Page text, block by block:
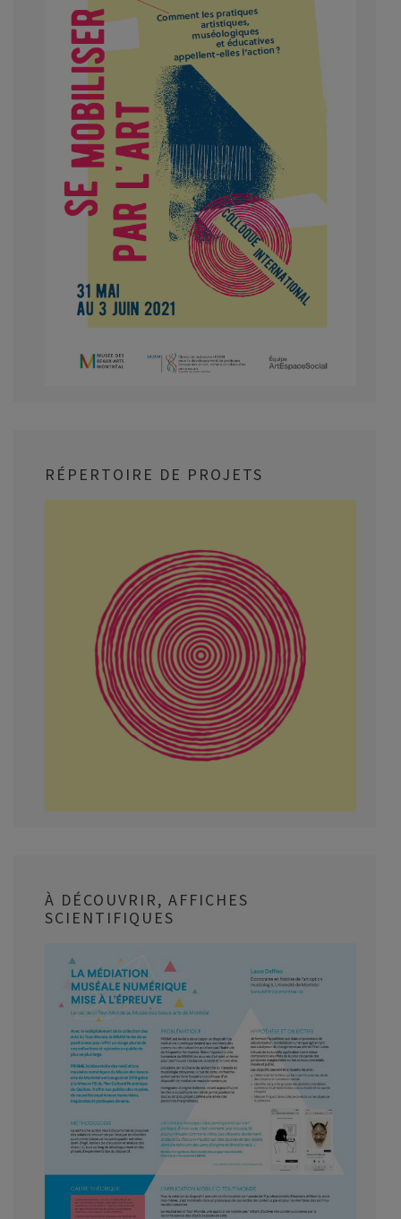
RÉPERTOIRE DE PROJETS
À DÉCOUVRIR, AFFICHES
SCIENTIFIQUES